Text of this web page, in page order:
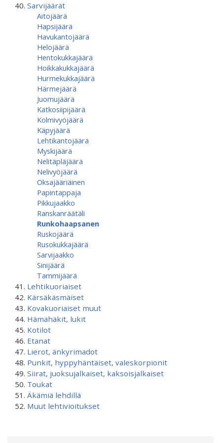
Sarvijäärät
Aitojäärä
Hapsijäärä
Havukantojäärä
Helojäärä
Hentokukkajäärä
Hoikkakukkajäärä
Hurmekukkajäärä
Härmejäärä
Juomujäärä
Katkosiipijäärä
Kolmivyöjäärä
Käpyjäärä
Lehtikantojäärä
Myskijäärä
Nelitäpläjäärä
Nelivyöjäärä
Oksajääriäinen
Papintappaja
Pikkujaakko
Ranskanräätäli
Runkohaapsanen
Ruskojäärä
Rusokukkajäärä
Sarvijaakko
Sinijäärä
Tammijäärä
Lehtikuoriaiset
Kärsäkäsmäiset
Kovakuoriaiset muut
Hämähäkit, lukit
Kotilot
Etanat
Lierot, änkyrimadot
Punkit, hyppyhäntäiset, valeskorpionit
Siirat, juoksujalkaiset, kaksoisjalkaiset
Toukat
Äkämiä lehdillä
Muut lehtivioitukset